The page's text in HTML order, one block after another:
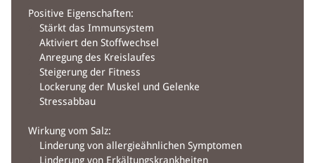
Positive Eigenschaften:
Stärkt das Immunsystem
Aktiviert den Stoffwechsel
Anregung des Kreislaufes
Steigerung der Fitness
Lockerung der Muskel und Gelenke
Stressabbau
Wirkung vom Salz:
Linderung von allergieähnlichen Symptomen
Linderung von Erkältungskrankheiten